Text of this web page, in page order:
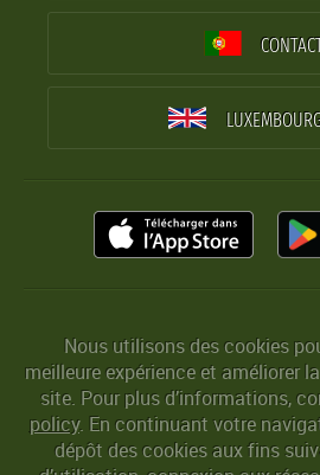
Nous utilisons des cookies
meilleure expérience et améliorer
site. Pour plus d’informations,
policy. En continuant votre
dépôt des cookies aux fins